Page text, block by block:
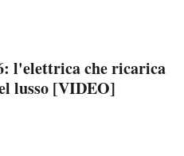
l'elettrica che ricarica
lusso [VIDEO]